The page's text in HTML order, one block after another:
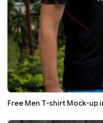
Free Men T-shirt Mock-up